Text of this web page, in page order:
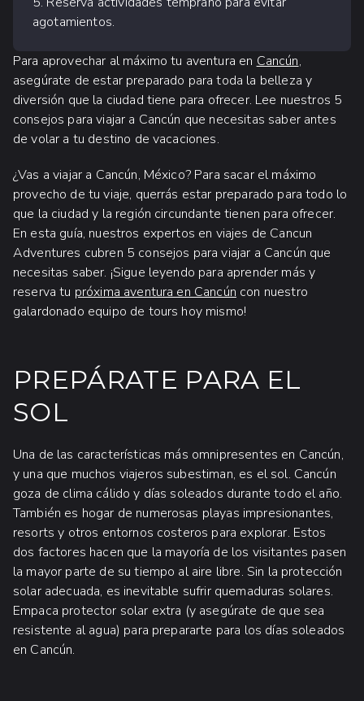
agotamientos.
Para aprovechar al máximo tu aventura en Cancún,
asegúrate de estar preparado para toda la belleza y
diversión que la ciudad tiene para ofrecer. Lee nuestros 5
consejos para viajar a Cancún que necesitas saber antes
de volar a tu destino de vacaciones.
¿Vas a viajar a Cancún, México? Para sacar el máximo
provecho de tu viaje, querrás estar preparado para todo lo
que la ciudad y la región circundante tienen para ofrecer.
En esta guía, nuestros expertos en viajes de Cancun
Adventures cubren 5 consejos para viajar a Cancún que
necesitas saber. ¡Sigue leyendo para aprender más y
reserva tu próxima aventura en Cancún con nuestro
galardonado equipo de tours hoy mismo!
PREPÁRATE PARA EL
SOL
Una de las características más omnipresentes en Cancún,
y una que muchos viajeros subestiman, es el sol. Cancún
goza de clima cálido y días soleados durante todo el año.
También es hogar de numerosas playas impresionantes,
resorts y otros entornos costeros para explorar. Estos
dos factores hacen que la mayoría de los visitantes pasen
la mayor parte de su tiempo al aire libre. Sin la protección
solar adecuada, es inevitable sufrir quemaduras solares.
Empaca protector solar extra (y asegúrate de que sea
resistente al agua) para prepararte para los días soleados
en Cancún.